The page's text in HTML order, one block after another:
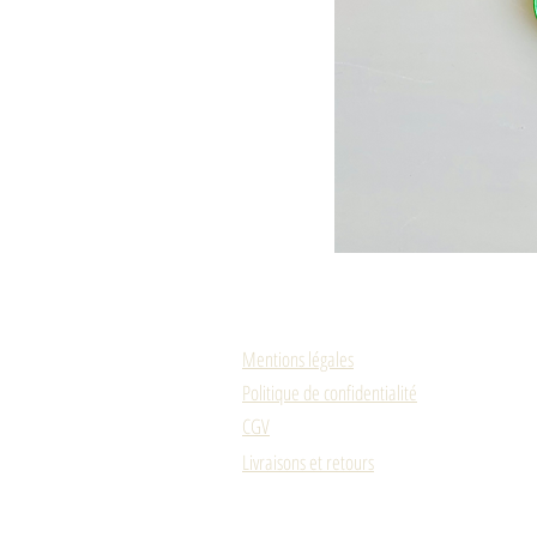
Mentions légales
Politique de confidentialité
CGV
Livraisons et retours